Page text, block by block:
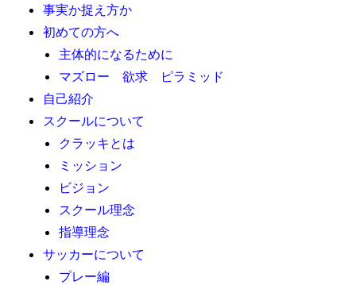
事実か捉え方か
初めての方へ
主体的になるために
マズロー 欲求 ピラミッド
自己紹介
スクールについて
クラッキとは
ミッション
ビジョン
スクール理念
指導理念
サッカーについて
プレー編